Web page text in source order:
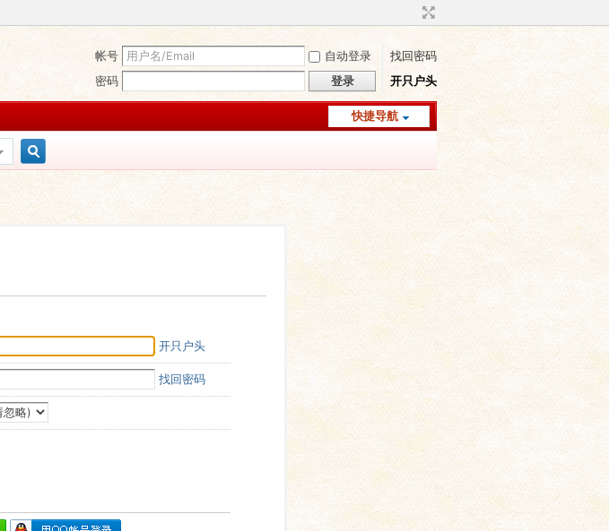
帐号 自动登录
找回密码
密码
登录 开只户头
快捷导航
开只户头
找回密码